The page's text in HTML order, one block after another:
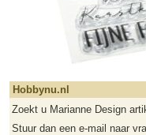
Hobbynu.nl
Zoekt u Marianne Design
Stuur dan een e-mail naar